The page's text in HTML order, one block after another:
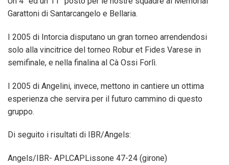
Garattoni di Santarcangelo e Bellaria.
I 2005 di Intorcia disputano un gran torneo arrendendosi
solo alla vincitrice del torneo Robur et Fides Varese in
semifinale, e nella finalina al Cà Ossi Forlì.
I 2005 di Angelini, invece, mettono in cantiere un ottima
esperienza che servira per il futuro cammino di questo
gruppo.
Di seguito i risultati di IBR/Angels:
Angels/IBR- APLCAPLissone 47-24 (girone)